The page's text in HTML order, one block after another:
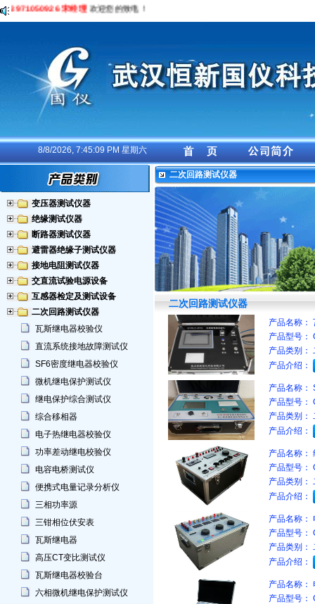
宋经理欢迎您的致电！
8/8/2026, 7:45:10 PM 星期六
变压器测试仪器
绝缘测试仪器
断路器测试仪器
避雷器绝缘子测试仪器
接地电阻测试仪器
交直流试验电源设备
互感器检定及测试设备
二次回路测试仪器
瓦斯继电器校验仪
直流系统接地故障测试仪
SF6密度继电器校验仪
微机继电保护测试仪
继电保护综合测试仪
综合移相器
电子热继电器校验仪
功率差动继电校验仪
电容电桥测试仪
便携式电量记录分析仪
三相功率源
三钳相位伏安表
瓦斯继电器
高压CT变比测试仪
瓦斯继电器校验台
六相微机继电保护测试仪
二次回路测试仪器
二次回路测试仪器
产品名称：
产品型号：
产品类别：
产品介绍：
产品名称：
产品型号：
产品类别：
产品介绍：
产品名称：
产品型号：
产品类别：
产品介绍：
产品名称：
产品型号：
产品类别：
产品介绍：
产品名称：
产品型号：